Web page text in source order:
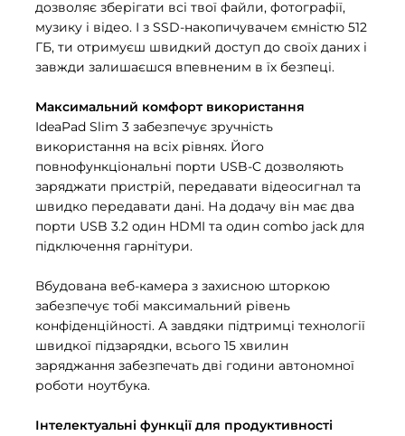
дозволяє зберігати всі твої файли, фотографії,
музику і відео. І з SSD-накопичувачем ємністю 512
ГБ, ти отримуєш швидкий доступ до своїх даних і
завжди залишаєшся впевненим в їх безпеці.
Максимальний комфорт використання
IdeaPad Slim 3 забезпечує зручність
використання на всіх рівнях. Його
повнофункціональні порти USB-C дозволяють
заряджати пристрій, передавати відеосигнал та
швидко передавати дані. На додачу він має два
порти USB 3.2 один HDMI та один combo jack для
підключення гарнітури.
Вбудована веб-камера з захисною шторкою
забезпечує тобі максимальний рівень
конфіденційності. А завдяки підтримці технології
швидкої підзарядки, всього 15 хвилин
заряджання забезпечать дві години автономної
роботи ноутбука.
Інтелектуальні функції для продуктивності